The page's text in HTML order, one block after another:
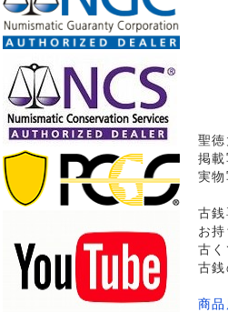
聖
掲
実
古
お
古
古
商